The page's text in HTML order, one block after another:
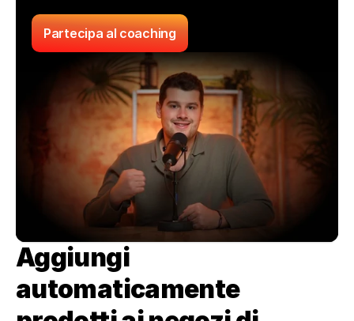
Partecipa al coaching
Aggiungi
automaticamente